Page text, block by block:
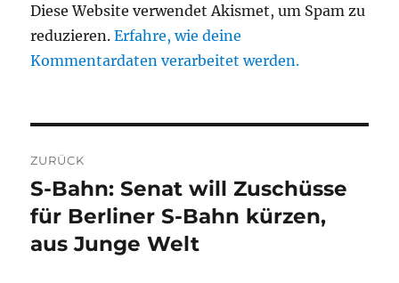
Diese Website verwendet Akismet, um Spam zu
reduzieren.Erfahre, wie deine
Kommentardaten verarbeitet werden.
ZURÜCK
Vorheriger
Beitrag:
S-Bahn: Senat will Zuschüsse
für Berliner S-Bahn kürzen,
aus Junge Welt